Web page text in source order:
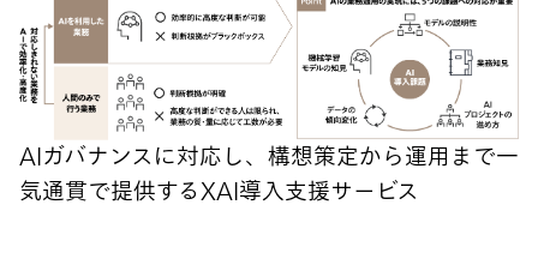
AIガバナンスに対応し、構想策定から運用まで一
気通貫で提供するXAI導入支援サービス